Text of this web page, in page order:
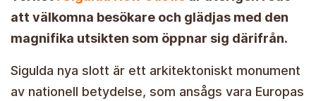
att välkomna besökare och glädjas med den
magnifika utsikten som öppnar sig därifrån.
Sigulda nya slott är ett arkitektoniskt monument
av nationell betydelse, som ansågs vara Europas